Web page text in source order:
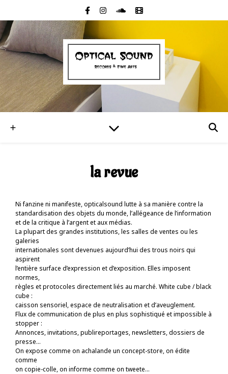
la revue
Ni fanzine ni manifeste, opticalsound lutte à sa manière contre la
standardisation des objets du monde, l’allégeance de l’information
et de la critique à l’argent et aux médias.
La plupart des grandes institutions, les salles de ventes ou les
galeries
internationales sont devenues aujourd’hui des trous noirs qui
aspirent
l’entière surface d’expression et d’exposition. Elles imposent
normes,
règles et protocoles directement liés au marché. White cube / black
cube :
caisson sensoriel, espace de neutralisation et d’aveuglement.
Flux de communication de plus en plus sophistiqué et impossible à
stopper :
Annonces, invitations, publireportages, newsletters, dossiers de
presse…
On expose comme on achalande un concept-store, on édite
comme
on copie-colle, on informe comme on tweete…